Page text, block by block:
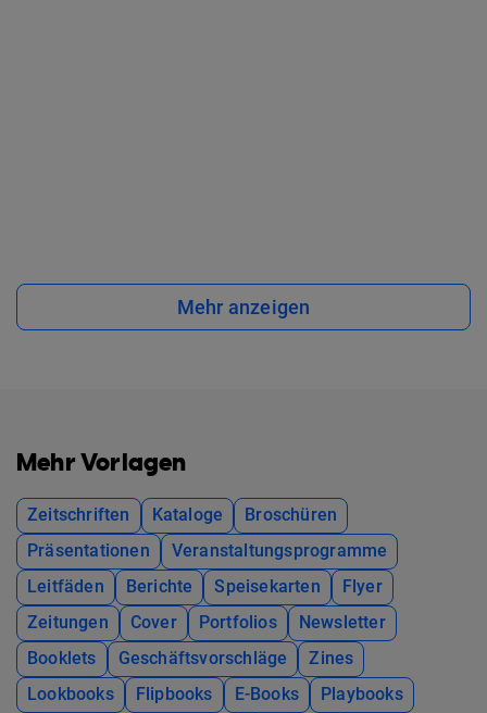
Mehr anzeigen
Mehr Vorlagen
Zeitschriften Kataloge
Broschüren
Präsentationen
Veranstaltungsprogramme
Leitfäden
Berichte Speisekarten
Flyer
Zeitungen
Cover Portfolios
Newsletter
Booklets
Geschäftsvorschläge
Zines
Lookbooks
Flipbooks E-Books
Playbooks